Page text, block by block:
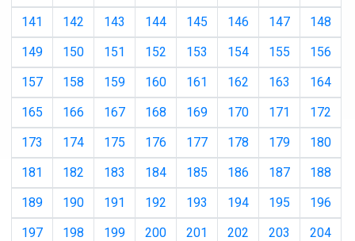
141
142 143 144 145 146 147
148
149
150 151 152 153 154 155
156
157
158 159 160 161 162 163
164
165
166 167 168 169 170 171
172
173
174 175 176 177 178 179
180
181
182 183 184 185 186 187
188
189
190 191 192 193 194 195
196
197
198 199 200 201 202 203
204